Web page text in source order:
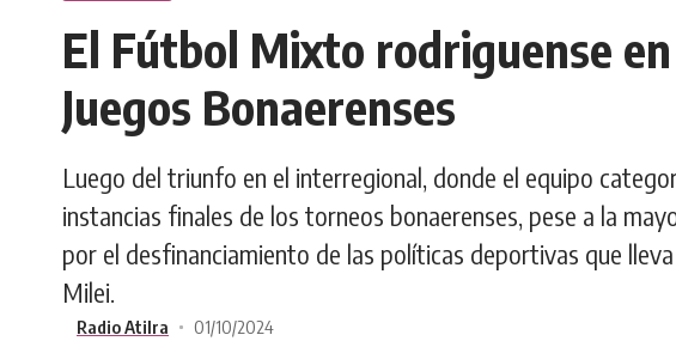
El Fútbol Mixto rodriguense
Juegos Bonaerenses
Luego del triunfo en el interregional, donde el equipo
instancias finales de los torneos bonaerenses, pese a la
por el desfinanciamiento de las políticas deportivas que
Milei.
Radio Atilra 01/10/2024